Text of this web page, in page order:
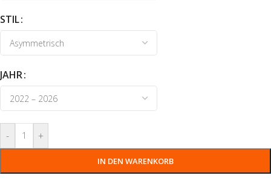
STIL
JAHR
- +
IN DEN WARENKORB